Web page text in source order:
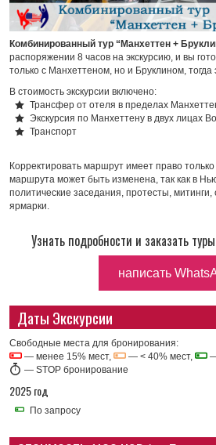
Комбинированный тур “Манхеттен +
распоряжении 8 часов на экскурсию, и вы
только с Манхеттеном, но и Бруклином, тогда
В стоимость экскурсии включено:
Трансфер от отеля в пределах
Экскурсия по Манхеттену в двух лицах
Транспорт
Корректировать маршрут имеет право
маршрута может быть изменена, так как в
политические заседания, протесты,
ярмарки.
Узнать подробности и заказать
написать
Даты Экскурсии
Свободные места для бронирования:
— менее 15% мест,
— < 40% мест,
— STOP бронирование
2025 год
По запросу